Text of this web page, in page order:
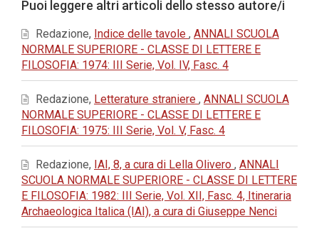
dell'articolo
Puoi leggere altri articoli dello stesso autore/i
Redazione, Indice delle tavole , ANNALI SCUOLA
NORMALE SUPERIORE - CLASSE DI LETTERE E
FILOSOFIA: 1974: III Serie, Vol. IV, Fasc. 4
Redazione, Letterature straniere , ANNALI SCUOLA
NORMALE SUPERIORE - CLASSE DI LETTERE E
FILOSOFIA: 1975: III Serie, Vol. V, Fasc. 4
Redazione, IAI, 8, a cura di Lella Olivero , ANNALI
SCUOLA NORMALE SUPERIORE - CLASSE DI LETTERE
E FILOSOFIA: 1982: III Serie, Vol. XII, Fasc. 4, Itineraria
Archaeologica Italica (IAI), a cura di Giuseppe Nenci